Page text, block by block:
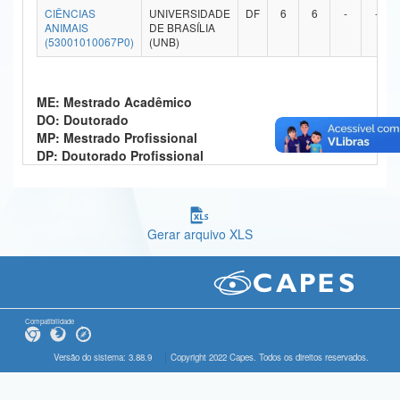
Ministério da Ciência, Tecnologia, Inovações e Comunicações
Ministério do Meio Ambiente
Ministério do Desenvolvimento Regional
Controladoria-Geral da União
Gabinete de Segurança Institucional
Advocacia-Geral da União
CIÊNCIAS
ANIMAIS
(53001010067P0)
UNIVERSIDADE
DE BRASÍLIA
(UNB)
DF 6 6 - -
ME: Mestrado Acadêmico
DO: Doutorado
MP: Mestrado Profissional
DP: Doutorado Profissional
Gerar arquivo XLS
Compatibilidade
Versão do sistema: 3.88.9 Copyright 2022 Capes. Todos os direitos reservados.